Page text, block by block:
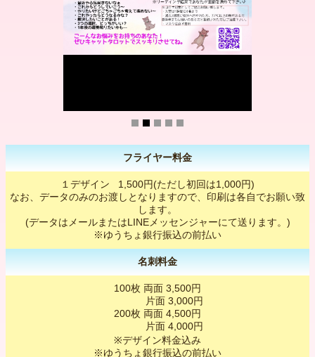
フライヤー料金
１デザイン 1,500円(ただし初回は1,000円)
なお、データのみのお渡しとなりますので、印刷は各自でお願い致
します。
(データはメールまたはLINEメッセンジャーにて送ります。)
※ゆうちょ銀行振込の前払い
名刺料金
100枚 両面 3,500円
片面 3,000円
200枚 両面 4,500円
片面 4,000円
※デザイン料金込み
※ゆうちょ銀行振込の前払い